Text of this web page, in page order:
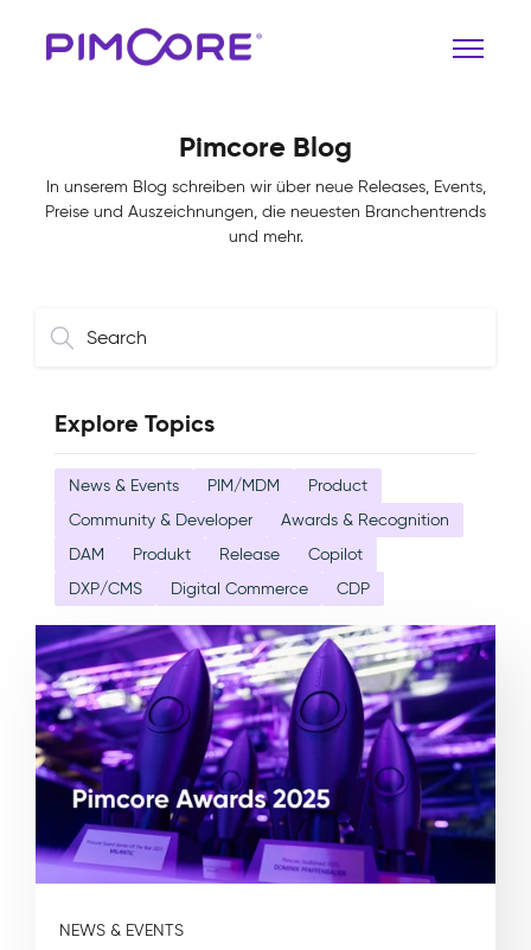
Pimcore Blog
In unserem Blog schreiben wir über neue Releases, Events,
Preise und Auszeichnungen, die neuesten Branchentrends
und mehr.
Explore Topics
News & Events PIM/MDM
Product
Community & Developer
Awards & Recognition
DAM
Produkt Release
Copilot
DXP/CMS
Digital Commerce CDP
NEWS & EVENTS